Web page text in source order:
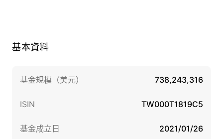
基本資料
基金規模（美元） 738,243,316
ISIN TW000T1819C5
基金成立日 2021/01/26